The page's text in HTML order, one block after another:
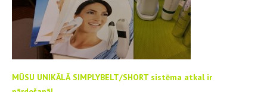
MŪSU UNIKĀLĀ SIMPLYBELT/SHORT sistēma atkal ir